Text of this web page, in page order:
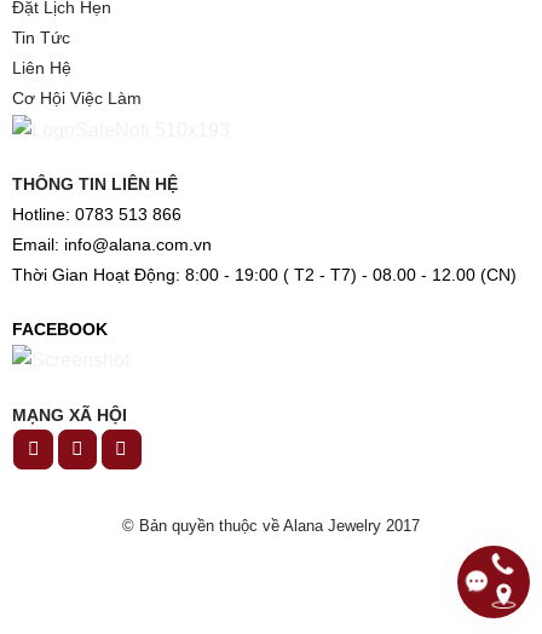
Đặt Lịch Hẹn
Tin Tức
Liên Hệ
Cơ Hội Việc Làm
THÔNG TIN LIÊN HỆ
Hotline: 0783 513 866
Email: info@alana.com.vn
Thời Gian Hoạt Động: 8:00 - 19:00 ( T2 - T7) - 08.00 - 12.00 (CN)
FACEBOOK
MẠNG XÃ HỘI
© Bản quyền thuộc về Alana Jewelry 2017